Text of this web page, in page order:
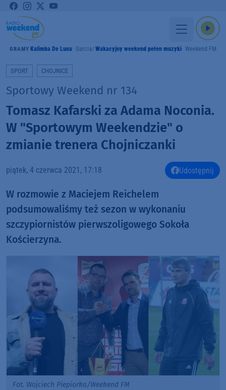
GRAMY Kalimba De Luna Garcia Wakacyjny weekend pełen muzyki Weekend FM
SPORT CHOJNICE
Sportowy Weekend nr 134
Tomasz Kafarski za Adama Noconia.
W "Sportowym Weekendzie" o
zmianie trenera Chojniczanki
piątek, 4 czerwca 2021, 17:18 Udostępnij
W rozmowie z Maciejem Reichelem
podsumowaliśmy też sezon w wykonaniu
szczypiornistów pierwszoligowego Sokoła
Kościerzyna.
Fot. Wojciech Piepiorka/Weekend FM